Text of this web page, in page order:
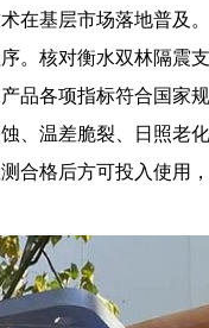
在基层市场落地普及。
。核对衡水双林隔震
品各项指标符合国家
温差脆裂、日照老
合格后方可投入使用